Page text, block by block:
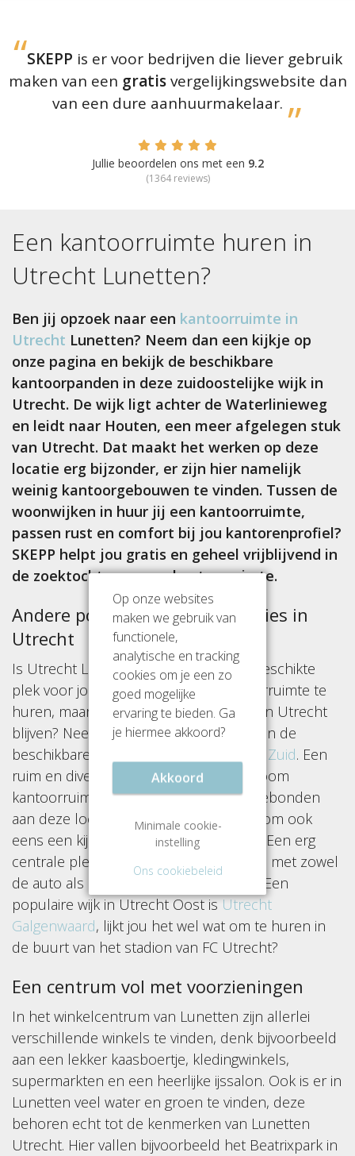
SKEPP is er voor bedrijven die liever gebruik
maken van een gratisvergelijkingswebsite dan
van een dure aanhuurmakelaar.
Jullie beoordelen ons met een 9.2
(1364reviews)
Een kantoorruimte huren in
Utrecht Lunetten?
Ben jij opzoek naar een kantoorruimte in
Utrecht Lunetten? Neem dan een kijkje op
onze pagina en bekijk de beschikbare
kantoorpanden in deze zuidoostelijke wijk in
Utrecht. De wijk ligt achter de Waterlinieweg
en leidt naar Houten, een meer afgelegen stuk
van Utrecht. Dat maakt het werken op deze
locatie erg bijzonder, er zijn hier namelijk
weinig kantoorgebouwen te vinden. Tussen de
woonwijken in huur jij een kantoorruimte,
passen rust en comfort bij jou kantorenprofiel?
SKEPP helpt jou gratis en geheel vrijblijvend in
de zoektocht naar een kantoorruimte.
Andere populaire kantoorlocaties in
Utrecht
Is Utrecht Lunetten niet helemaal de geschikte
plek voor jou onderneming om kantoorruimte te
huren, maar je wil wel in dit gedeelte van Utrecht
blijven? Neem dan eens een kijkje tussen de
beschikbare kantoorpanden in
Utrecht Zuid. Een
ruim en divers aanbod, zit hier jouw droom
kantoorruimte tussen? Of ben je niet gebonden
aan deze locatie? Dan raden we je aan om ook
eens een kijkje nemen inUtrecht Oost
. Een erg
centrale plek die makkelijk bereikbaar is met zowel
de auto als met het openbaar vervoer. Een
populaire wijk in Utrecht Oost isUtrecht
Galgenwaard, lijkt jou het wel wat om te huren in
de buurt van het stadion van FC Utrecht?
Een centrum vol met voorzieningen
In het winkelcentrum van Lunetten zijn allerlei
verschillende winkels te vinden, denk bijvoorbeeld
aan een lekker kaasboertje, kledingwinkels,
supermarkten en een heerlijke ijssalon. Ook is er in
Lunetten veel water en groen te vinden, deze
behoren echt tot de kenmerken van Lunetten
Utrecht. Hier vallen bijvoorbeeld het Beatrixpark in
Op onze websites
maken we gebruik van
functionele,
analytische en tracking
cookies om je een zo
goed mogelijke
ervaring te bieden. Ga
je hiermee akkoord?
Akkoord
Minimale cookie-
instelling
Ons cookiebeleid